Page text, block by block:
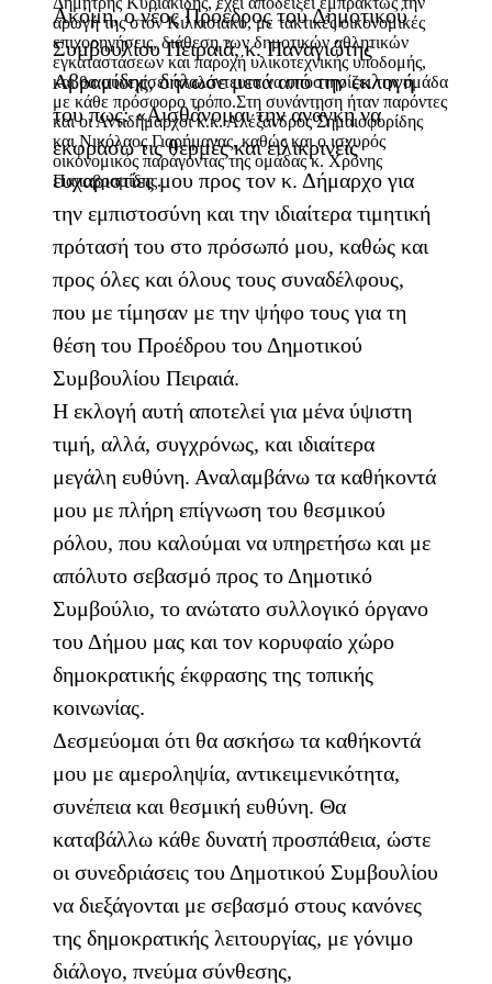
αρωγή της στον Κιλκισιακό, με τακτικές οικονομικές
επιχορηγήσεις, διάθεση των δημοτικών αθλητικών
εγκαταστάσεων και παροχή υλικοτεχνικής υποδομής,
και θα συνεχίσει αταλάντευτα να υποστηρίζει την ομάδα
με κάθε πρόσφορο τρόπο.Στη συνάντηση ήταν παρόντες
και οι Αντιδήμαρχοι κ.κ. Αλέξανδρος Σημαιοφορίδης
και Νικόλαος Γιαρήμαγας, καθώς και ο ισχυρός
οικονομικός παράγοντας της ομάδας κ. Χρόνης
Παπαβραμίδης.
Ακόμη, ο νέος Πρόεδρος του Δημοτικού
Συμβουλίου Πειραιά, κ. Παναγιώτης
Αβραμίδης, δήλωσε μετά από την εκλογή
του πως: «Αισθάνομαι την ανάγκη να
εκφράσω τις θερμές και ειλικρινείς
ευχαριστίες μου προς τον κ. Δήμαρχο για
την εμπιστοσύνη και την ιδιαίτερα τιμητική
πρότασή του στο πρόσωπό μου, καθώς και
προς όλες και όλους τους συναδέλφους,
που με τίμησαν με την ψήφο τους για τη
θέση του Προέδρου του Δημοτικού
Συμβουλίου Πειραιά.
Η εκλογή αυτή αποτελεί για μένα ύψιστη
τιμή, αλλά, συγχρόνως, και ιδιαίτερα
μεγάλη ευθύνη. Αναλαμβάνω τα καθήκοντά
μου με πλήρη επίγνωση του θεσμικού
ρόλου, που καλούμαι να υπηρετήσω και με
απόλυτο σεβασμό προς το Δημοτικό
Συμβούλιο, το ανώτατο συλλογικό όργανο
του Δήμου μας και τον κορυφαίο χώρο
δημοκρατικής έκφρασης της τοπικής
κοινωνίας.
Δεσμεύομαι ότι θα ασκήσω τα καθήκοντά
μου με αμεροληψία, αντικειμενικότητα,
συνέπεια και θεσμική ευθύνη. Θα
καταβάλλω κάθε δυνατή προσπάθεια, ώστε
οι συνεδριάσεις του Δημοτικού Συμβουλίου
να διεξάγονται με σεβασμό στους κανόνες
της δημοκρατικής λειτουργίας, με γόνιμο
διάλογο, πνεύμα σύνθεσης,